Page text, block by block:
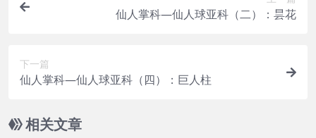
仙人掌科—仙人球亚科（二）：昙花
下一篇
仙人掌科—仙人球亚科（四）：巨人柱
相关文章